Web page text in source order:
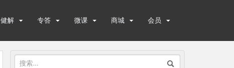
健解 专答 微课 商城 会员
搜